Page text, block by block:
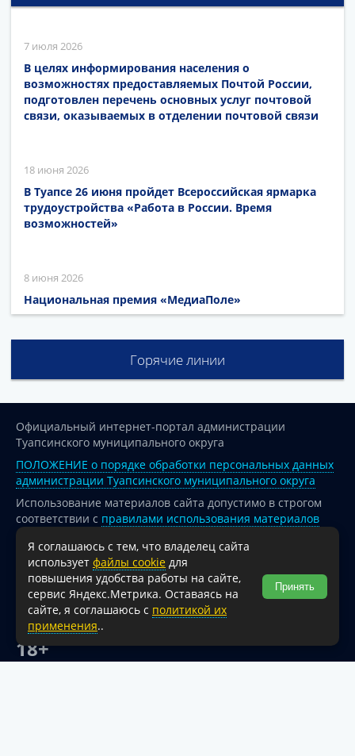
7 июля 2026
В целях информирования населения о
возможностях предоставляемых Почтой России,
подготовлен перечень основных услуг почтовой
связи, оказываемых в отделении почтовой связи
18 июня 2026
В Туапсе 26 июня пройдет Всероссийская ярмарка
трудоустройства «Работа в России. Время
возможностей»
8 июня 2026
Национальная премия «МедиаПоле»
Горячие линии
Официальный интернет-портал администрации
Туапсинского муниципального округа
ПОЛОЖЕНИЕ о порядке обработки персональных данных
администрации Туапсинского муниципального округа
Использование материалов сайта допустимо в строгом
соответствии с правилами использования материалов
опубликованных на сайте
При перепечатке и использовании информации ссылка
на источник обязательна.
Для сайтов и страниц сети Интернет обязательна
активная гиперссылка на официальный интернет-портал
администрации Туапсинского муниципального округа.
18+
Я соглашаюсь с тем, что владелец сайта
использует файлы cookie для
повышения удобства работы на сайте,
сервис Яндекс.Метрика. Оставаясь на
сайте, я соглашаюсь с политикой их
применения..
Принять